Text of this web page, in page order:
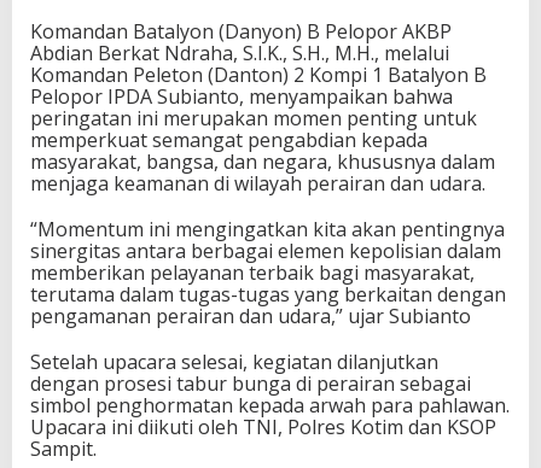
Komandan Batalyon (Danyon) B Pelopor AKBP
Abdian Berkat Ndraha, S.I.K., S.H., M.H., melalui
Komandan Peleton (Danton) 2 Kompi 1 Batalyon B
Pelopor IPDA Subianto, menyampaikan bahwa
peringatan ini merupakan momen penting untuk
memperkuat semangat pengabdian kepada
masyarakat, bangsa, dan negara, khususnya dalam
menjaga keamanan di wilayah perairan dan udara.
“Momentum ini mengingatkan kita akan pentingnya
sinergitas antara berbagai elemen kepolisian dalam
memberikan pelayanan terbaik bagi masyarakat,
terutama dalam tugas-tugas yang berkaitan dengan
pengamanan perairan dan udara,” ujar Subianto
Setelah upacara selesai, kegiatan dilanjutkan
dengan prosesi tabur bunga di perairan sebagai
simbol penghormatan kepada arwah para pahlawan.
Upacara ini diikuti oleh TNI, Polres Kotim dan KSOP
Sampit.